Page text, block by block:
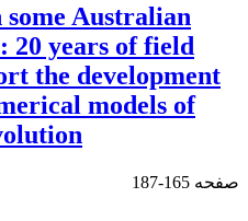
Australian
20 years of field
the development
models of
صفحه 165-187